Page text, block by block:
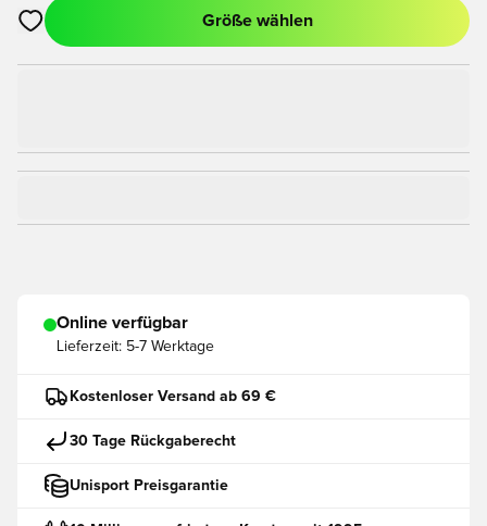
Öffnet ein Fenster zum Anmelden oder Registrieren als
Größe wählen
Online verfügbar
Lieferzeit: 5-7 Werktage
Kostenloser Versand ab 69 €
30 Tage Rückgaberecht
Unisport Preisgarantie